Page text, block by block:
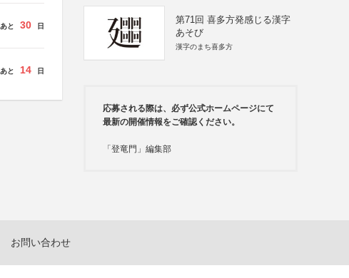
あと 30 日
あと 14 日
第71回 喜多方発感じる漢字
あそび
漢字のまち喜多方
応募される際は、必ず公式ホームページにて
最新の開催情報をご確認ください。
「登竜門」編集部
お問い合わせ